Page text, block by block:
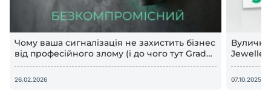
Чому ваша сигналізація не захистить бізнес
від професійного злому (і до чого тут Grade
3)
26.02.2026
Вулична
Jeweller:
07.10.2025